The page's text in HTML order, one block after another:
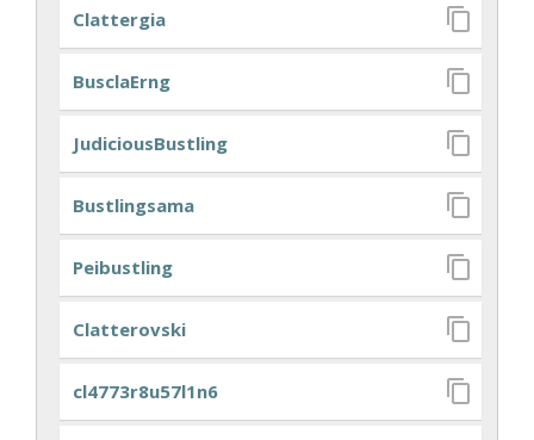
Clattergia
BusclaErng
JudiciousBustling
Bustlingsama
Peibustling
Clatterovski
cl4773r8u57l1n6